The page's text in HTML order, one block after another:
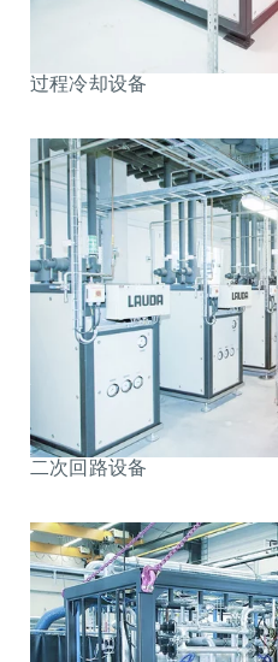
过程冷却设备
二次回路设备